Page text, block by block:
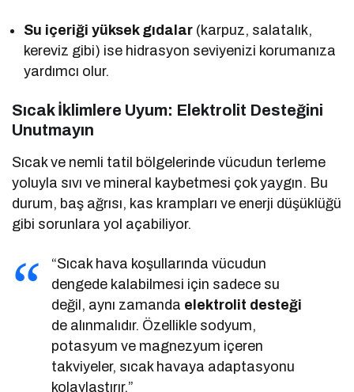
Su içeriği yüksek gıdalar (karpuz, salatalık,
kereviz gibi) ise hidrasyon seviyenizi korumanıza
yardımcı olur.
Sıcak İklimlere Uyum: Elektrolit Desteğini
Unutmayın
Sıcak ve nemli tatil bölgelerinde vücudun terleme
yoluyla sıvı ve mineral kaybetmesi çok yaygın. Bu
durum, baş ağrısı, kas krampları ve enerji düşüklüğü
gibi sorunlara yol açabiliyor.
“Sıcak hava koşullarında vücudun
dengede kalabilmesi için sadece su
değil, aynı zamanda elektrolit desteği
de alınmalıdır. Özellikle sodyum,
potasyum ve magnezyum içeren
takviyeler, sıcak havaya adaptasyonu
kolaylaştırır.”